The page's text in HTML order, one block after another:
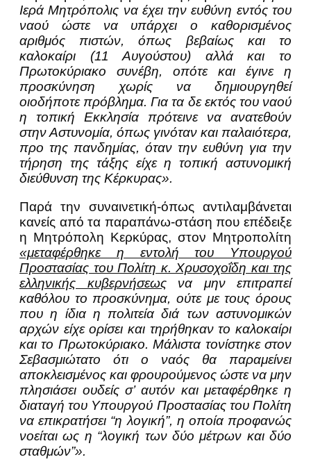
Ιερά Μητρόπολις να έχει την ευθύνη εντός του
ναού ώστε να υπάρχει ο καθορισμένος
αριθμός πιστών, όπως βεβαίως και το
καλοκαίρι (11 Αυγούστου) αλλά και το
Πρωτοκύριακο συνέβη, οπότε και έγινε η
προσκύνηση χωρίς να δημιουργηθεί
οιοδήποτε πρόβλημα. Για τα δε εκτός του ναού
η τοπική Εκκλησία πρότεινε να ανατεθούν
στην Αστυνομία, όπως γινόταν και παλαιότερα,
προ της πανδημίας, όταν την ευθύνη για την
τήρηση της τάξης είχε η τοπική αστυνομική
διεύθυνση της Κέρκυρας».
Παρά την συναινετική-όπως αντιλαμβάνεται
κανείς από τα παραπάνω-στάση που επέδειξε
η Μητρόπολη Κερκύρας, στον Μητροπολίτη
«μεταφέρθηκε η εντολή του Υπουργού
Προστασίας του Πολίτη κ. Χρυσοχοΐδη και της
ελληνικής κυβερνήσεωςνα μην επιτραπεί
καθόλου το προσκύνημα, ούτε με τους όρους
που η ίδια η πολιτεία διά των αστυνομικών
αρχών είχε ορίσει και τηρήθηκαν το καλοκαίρι
και το Πρωτοκύριακο. Μάλιστα τονίστηκε στον
Σεβασμιώτατο ότι ο ναός θα παραμείνει
αποκλεισμένος και φρουρούμενος ώστε να μην
πλησιάσει ουδείς σ’ αυτόν και μεταφέρθηκε η
διαταγή του Υπουργού Προστασίας του Πολίτη
να επικρατήσει “η λογική”, η οποία προφανώς
νοείται ως η “λογική των δύο μέτρων και δύο
σταθμών”».